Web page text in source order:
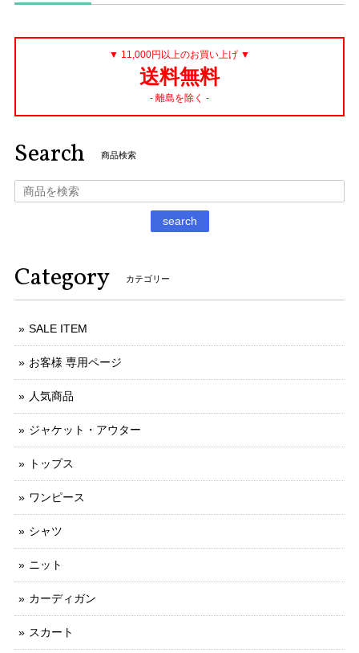
▼ 11,000円以上のお買い上げ ▼
送料無料
- 離島を除く -
Search 商品検索
search
Category カテゴリー
SALE ITEM
お客様 専用ページ
人気商品
ジャケット・アウター
トップス
ワンピース
シャツ
ニット
カーディガン
スカート